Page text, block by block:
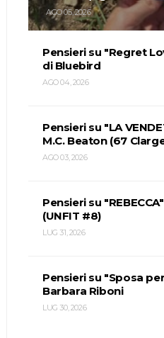
AGO 05, 2026
Pensieri su "Regret
di Bluebird
AGO 04, 2026
Pensieri su "LA
M.C. Beaton (67
AGO 03, 2026
Pensieri su
(UNFIT #8)
LUG 31, 2026
Pensieri su "Sposa
Barbara Riboni
LUG 30, 2026